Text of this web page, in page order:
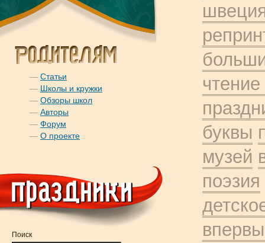
— Статьи
— Школы и кружки
— Обзоры школ
— Авторы
— Форум
— О проекте
Поиск
буквы
музей
поэзия